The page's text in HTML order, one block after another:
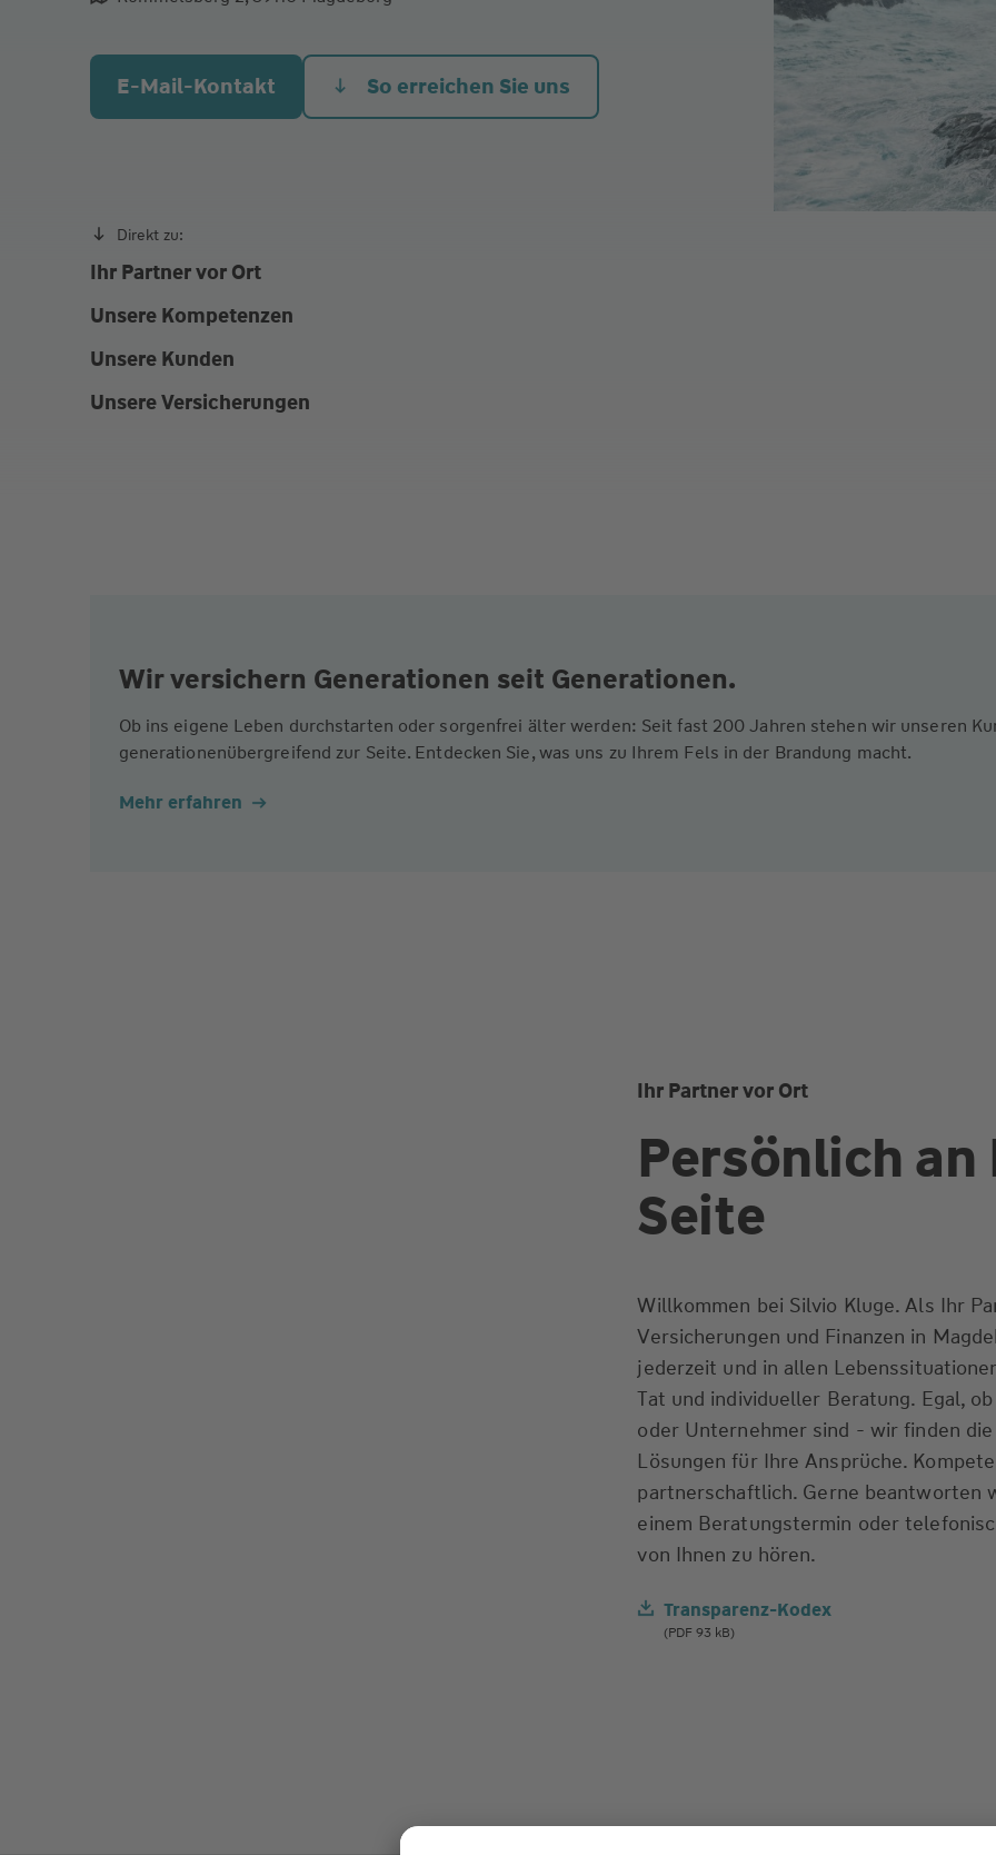
aliqua culpa cillum ullamco
E-Mail-Kontakt So erreichen Sie uns
Direkt zu:
Ihr Partner vor Ort
Unsere Kompetenzen
Unsere Kunden
Unsere Versicherungen
Wir versichern Generationen seit Generationen.
Ob ins eigene Leben durchstarten oder sorgenfrei älter werden: Seit fast 200 Jahren stehen wir unseren
generationenübergreifend zur Seite. Entdecken Sie, was uns zu Ihrem Fels in der Brandung macht.
Mehr erfahren
Ihr Partner vor Ort
Persönlich an
Seite
Willkommen bei Silvio Kluge. Als Ihr
Versicherungen und Finanzen in
jederzeit und in allen
Tat und individueller Beratung. Egal,
oder Unternehmer sind - wir finden die
Lösungen für Ihre Ansprüche.
partnerschaftlich. Gerne beantworten
einem Beratungstermin oder
von Ihnen zu hören.
Transparenz-Kodex
(PDF 93 kB)